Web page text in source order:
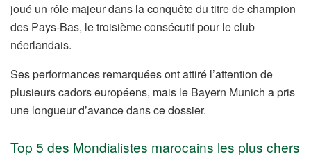
joué un rôle majeur dans la conquête du titre de champion
des Pays-Bas, le troisième consécutif pour le club
néerlandais.
Ses performances remarquées ont attiré l’attention de
plusieurs cadors européens, mais le Bayern Munich a pris
une longueur d’avance dans ce dossier.
Top 5 des Mondialistes marocains les plus chers